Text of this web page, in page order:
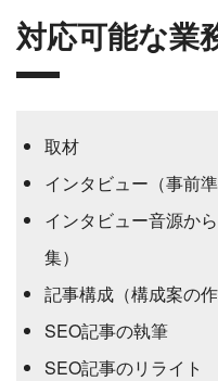
対応可能な業
取材
インタビュー（事前
インタビュー音源か
集）
記事構成（構成案の作
SEO記事の執筆
SEO記事のリライト